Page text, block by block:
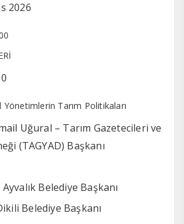
2026
Yönetimlerin Tarım Politikaları
Uğural – Tarım Gazetecileri ve
(TAGYAD) Başkanı
Belediye Başkanı
Belediye Başkanı